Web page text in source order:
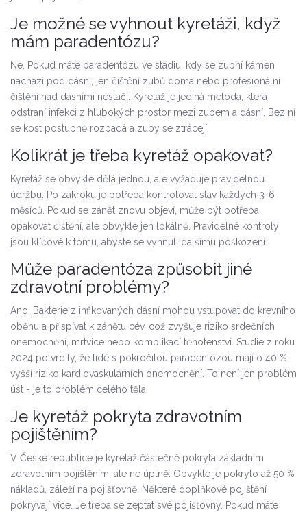
Je možné se vyhnout kyretáži, když
mám paradentózu?
Ne. Pokud máte paradentózu ve stadiu, kdy se zubní kámen
nachází pod dásní, jen čištění zubů doma nebo profesionální
čištění nad dásními nestačí. Kyretáž je jediná metoda, která
odstraní infekci z hlubokých prostor mezi zubem a dásní. Bez ní
se kost postupně rozpadá a zuby se ztrácejí.
Kolikrát je třeba kyretáž opakovat?
Kyretáž se obvykle dělá jednou, ale vyžaduje pravidelnou
údržbu. Po zákroku je potřeba kontrolovat stav každých 3-6
měsíců. Pokud se zánět znovu objeví, může být potřeba
opakovat čištění, ale obvykle jen lokálně. Pravidelné kontroly
jsou klíčové k tomu, abyste se vyhnuli dalšímu poškození.
Může paradentóza způsobit jiné
zdravotní problémy?
Ano. Bakterie z infikovaných dásní mohou vstupovat do krevního
oběhu a přispívat k zánětu cév, což zvyšuje riziko srdečních
onemocnění, mrtvice nebo komplikací těhotenství. Studie z roku
2024 potvrdily, že lidé s pokročilou paradentózou mají o 40 %
vyšší riziko kardiovaskulárních onemocnění. To není jen problém
úst - je to problém celého těla.
Je kyretáž pokryta zdravotním
pojištěním?
V České republice je kyretáž částečně pokryta základním
zdravotním pojištěním, ale ne úplně. Obvykle je pokryto až 50 %
nákladů, záleží na pojišťovně. Některé doplňkové pojištění
pokrývají více. Je třeba se zeptat své pojišťovny. Pokud máte